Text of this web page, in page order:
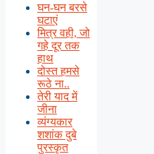
घन-घन बरसे
घटाएं
मित्र वही, जो
गहे दूर तक
हाथ
दोस्त हमसे
रूठे ना..
तेरी याद में
जीना
व्यंग्यकार
शशांक दुबे
पुरस्कृत